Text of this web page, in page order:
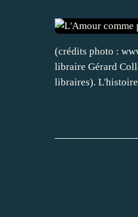
(crédits photo :
libraire Gérard
libraires). L'histoire